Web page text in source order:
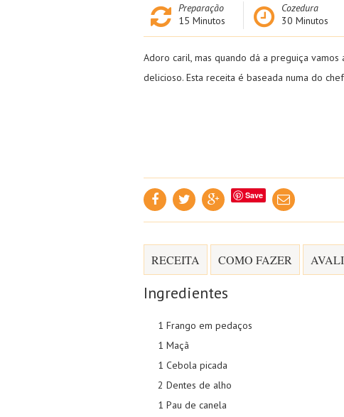
Preparação
15 Minutos
Cozedura
30 Minutos
Adoro caril, mas quando dá a preguiça vamos
delicioso. Esta receita é baseada numa do
Save
RECEITA COMO FAZER
Ingredientes
1 Frango em pedaços
1 Maçã
1 Cebola picada
2 Dentes de alho
1 Pau de canela